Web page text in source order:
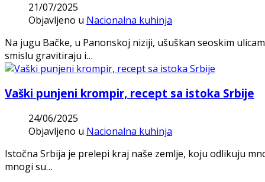
21/07/2025
Objavljeno u Nacionalna kuhinja
Na jugu Bačke, u Panonskoj niziji, ušuškan seoskim
smislu gravitiraju i…
Vaški punjeni krompir, recept sa istoka Srbije
24/06/2025
Objavljeno u Nacionalna kuhinja
Istočna Srbija je prelepi kraj naše zemlje, koju odlikuju
mnogi su…